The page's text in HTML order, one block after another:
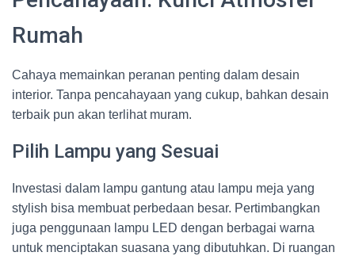
Rumah
Cahaya memainkan peranan penting dalam desain
interior. Tanpa pencahayaan yang cukup, bahkan desain
terbaik pun akan terlihat muram.
Pilih Lampu yang Sesuai
Investasi dalam lampu gantung atau lampu meja yang
stylish bisa membuat perbedaan besar. Pertimbangkan
juga penggunaan lampu LED dengan berbagai warna
untuk menciptakan suasana yang dibutuhkan. Di ruangan